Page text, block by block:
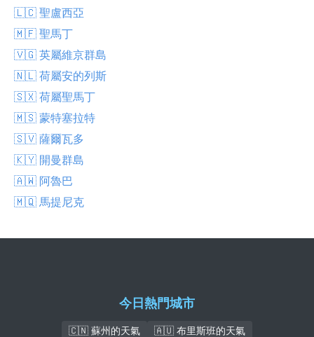
🇱🇨 聖盧西亞
🇲🇫 聖馬丁
🇻🇬 英屬維京群島
🇳🇱 荷屬安的列斯
🇸🇽 荷屬聖馬丁
🇲🇸 蒙特塞拉特
🇸🇻 薩爾瓦多
🇰🇾 開曼群島
🇦🇼 阿魯巴
🇲🇶 馬提尼克
今日熱門城市
🇨🇳 蘇州的天氣
🇦🇺 布里斯班的天氣